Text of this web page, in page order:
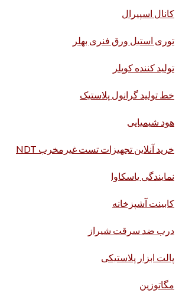
کانال اسپیرال
توری استیل ورق فنری بهلر
تولید کننده کوپلر
خط تولید گرانول پلاستیک
هود شیمیایی
خرید آنلاین تجهیزات تست غیرمخرب NDT
نمایندگی یاسکاوا
کابینت آشپزخانه
درب ضد سرقت شیراز
پالت ابزار پلاستیکی
مگاتوزین